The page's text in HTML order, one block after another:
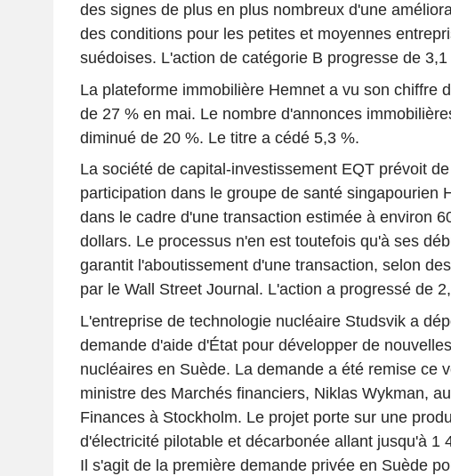
des signes de plus en plus nombreux d'une
des conditions pour les petites et moyennes
suédoises. L'action de catégorie B progresse de 3,1
La plateforme immobilière Hemnet a vu son chiffre
de 27 % en mai. Le nombre d'annonces
diminué de 20 %. Le titre a cédé 5,3 %.
La société de capital-investissement EQT prévoit
participation dans le groupe de santé singapourien
dans le cadre d'une transaction estimée à environ
dollars. Le processus n'en est toutefois qu'à ses
garantit l'aboutissement d'une transaction, selon
par le Wall Street Journal. L'action a progressé de
L'entreprise de technologie nucléaire Studsvik a
demande d'aide d'État pour développer de
nucléaires en Suède. La demande a été remise ce
ministre des Marchés financiers, Niklas Wykman,
Finances à Stockholm. Le projet porte sur une
d'électricité pilotable et décarbonée allant jusqu'à 1
Il s'agit de la première demande privée en Suède